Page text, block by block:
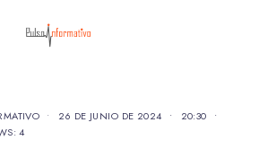
• 26 DE JUNIO DE 2024 • 20:30
•
4